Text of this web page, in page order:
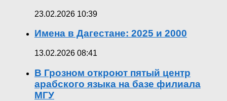
23.02.2026 10:39
Имена в Дагестане: 2025 и 2000
13.02.2026 08:41
В Грозном откроют пятый центр
арабского языка на базе филиала
МГУ